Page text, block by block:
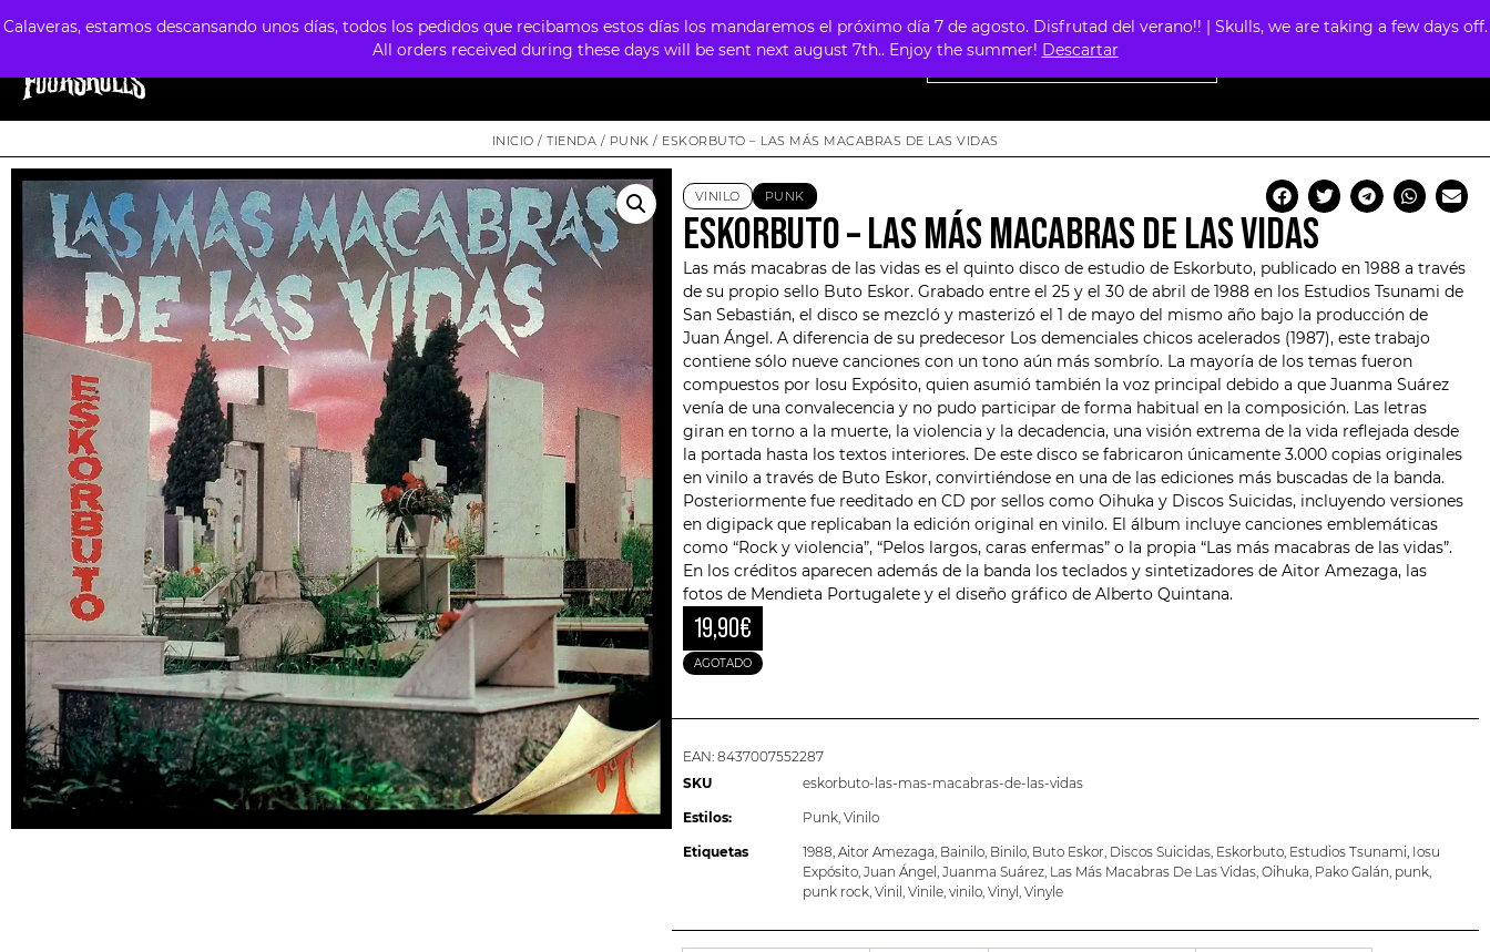
Calaveras, estamos descansando unos días, todos los pedidos que recibamos estos días los mandaremos el próximo día 7 de agosto. Disfrutad del verano!! | Skulls, we are taking a few days off.
All orders received during these days will be sent next august 7th.. Enjoy the summer! Descartar
FORMATOS PREVENTAS OFERTAS MERCHANDISING FOUR SKULLS
INICIO / TIENDA / PUNK / ESKORBUTO – LAS MÁS MACABRAS DE LAS VIDAS
VINILO PUNK
ESKORBUTO – LAS MÁS MACABRAS DE LAS VIDAS
Las más macabras de las vidas es el quinto disco de estudio de Eskorbuto, publicado en 1988 a través
de su propio sello Buto Eskor. Grabado entre el 25 y el 30 de abril de 1988 en los Estudios Tsunami de
San Sebastián, el disco se mezcló y masterizó el 1 de mayo del mismo año bajo la producción de
Juan Ángel. A diferencia de su predecesor Los demenciales chicos acelerados (1987), este trabajo
contiene sólo nueve canciones con un tono aún más sombrío. La mayoría de los temas fueron
compuestos por Iosu Expósito, quien asumió también la voz principal debido a que Juanma Suárez
venía de una convalecencia y no pudo participar de forma habitual en la composición. Las letras
giran en torno a la muerte, la violencia y la decadencia, una visión extrema de la vida reflejada desde
la portada hasta los textos interiores. De este disco se fabricaron únicamente 3.000 copias originales
en vinilo a través de Buto Eskor, convirtiéndose en una de las ediciones más buscadas de la banda.
Posteriormente fue reeditado en CD por sellos como Oihuka y Discos Suicidas, incluyendo versiones
en digipack que replicaban la edición original en vinilo. El álbum incluye canciones emblemáticas
como “Rock y violencia”, “Pelos largos, caras enfermas” o la propia “Las más macabras de las vidas”.
En los créditos aparecen además de la banda los teclados y sintetizadores de Aitor Amezaga, las
fotos de Mendieta Portugalete y el diseño gráfico de Alberto Quintana.
19,90€
AGOTADO
EAN: 8437007552287
SKU
eskorbuto-las-mas-macabras-de-las-vidas
Estilos: Punk, Vinilo
Etiquetas 1988, Aitor Amezaga, Bainilo, Binilo, Buto Eskor, Discos Suicidas, Eskorbuto, Estudios Tsunami, Iosu
Expósito, Juan Ángel , Juanma Suárez, Las Más Macabras De Las Vidas, Oihuka, Pako Galán, punk,
punk rock, Vinil , Vinile, vinilo, Vinyl, Vinyle